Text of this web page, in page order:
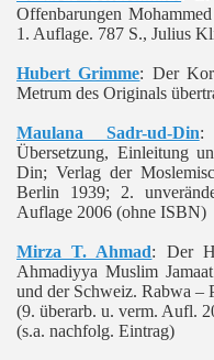
Offenbarungen
1. Auflage. 787 S., Julius
Hubert Grimme: Der
Metrum des Originals
Maulana Sadr-ud-Din:
Übersetzung, Einleitung
Din; Verlag der
Berlin 1939; 2.
Auflage 2006 (ohne ISBN)
Mirza T. Ahmad: Der
Ahmadiyya Muslim
und der Schweiz. Rabwa –
(9. überarb. u. verm. Aufl.
(s.a. nachfolg. Eintrag)